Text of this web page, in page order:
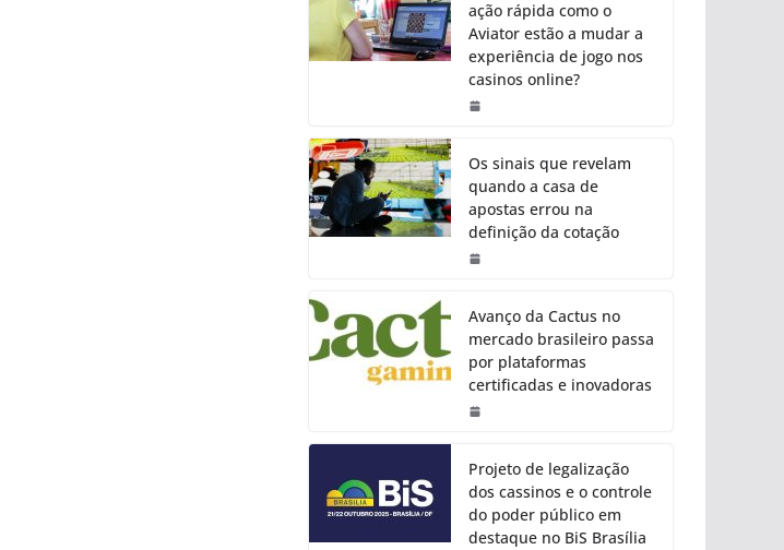
ação rápida como o
Aviator estão a mudar a
experiência de jogo nos
casinos online?
Os sinais que revelam
quando a casa de
apostas errou na
definição da cotação
Avanço da Cactus no
mercado brasileiro passa
por plataformas
certificadas e inovadoras
Projeto de legalização
dos cassinos e o controle
do poder público em
destaque no BiS Brasília